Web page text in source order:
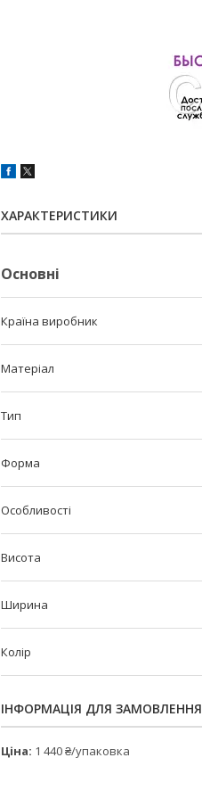
ХАРАКТЕРИСТИКИ
Основні
Країна виробник
Матеріал
Тип
Форма
Особливості
Висота
Ширина
Колір
ІНФОРМАЦІЯ ДЛЯ ЗАМОВЛЕННЯ
Ціна: 1 440 ₴/упаковка